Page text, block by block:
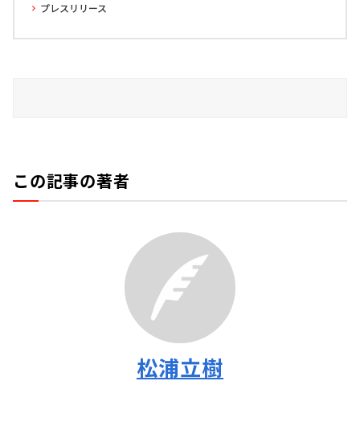
プレスリリース
この記事の著者
松浦立樹